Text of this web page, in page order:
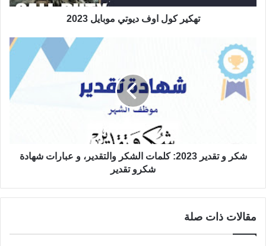
تهكير كول اوف ديوتي موبايل 2023
شكر و تقدير 2023: كلمات الشكر والتقدير، و عبارات شهادة
شكرو تقدير
مقالات ذات صلة